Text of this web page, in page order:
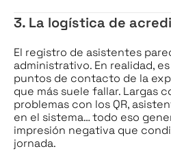
3. La logística de
El registro de asistentes
administrativo. En realidad,
puntos de contacto de la
que más suele fallar. Largas
problemas con los QR,
en el sistema… todo eso
impresión negativa que
jornada.